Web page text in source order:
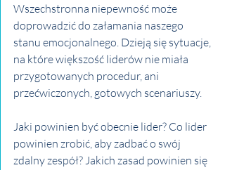
Wszechstronna niepewność może
doprowadzić do załamania naszego
stanu emocjonalnego. Dzieją się sytuacje,
na które większość liderów nie miała
przygotowanych procedur, ani
przećwiczonych, gotowych scenariuszy.
Jaki powinien być obecnie lider? Co lider
powinien zrobić, aby zadbać o swój
zdalny zespół? Jakich zasad powinien się